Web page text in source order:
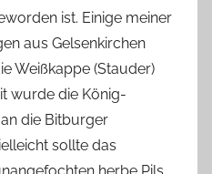
ist. Einige meiner
aus Gelsenkirchen
Weißkappe (Stauder)
wurde die König-
die Bitburger
sollte das